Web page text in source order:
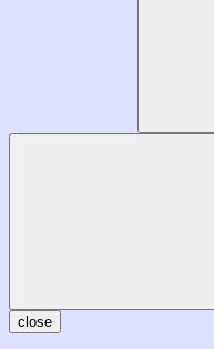
close